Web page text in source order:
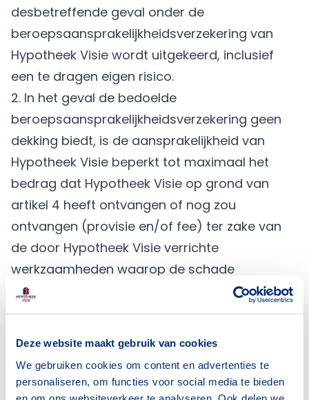
Deze website maakt gebruik van cookies
We gebruiken cookies om content en advertenties te
personaliseren, om functies voor social media te bieden
desbetreffende geval onder de
beroepsaansprakelijkheidsverzekering van
Hypotheek Visie wordt uitgekeerd, inclusief
een te dragen eigen risico.
2. In het geval de bedoelde
beroepsaansprakelijkheidsverzekering geen
dekking biedt, is de aansprakelijkheid van
Hypotheek Visie beperkt tot maximaal het
bedrag dat Hypotheek Visie op grond van
artikel 4 heeft ontvangen of nog zou
ontvangen (provisie en/of fee) ter zake van
de door Hypotheek Visie verrichte
werkzaamheden waarop de schade
veroorzakende gebeurtenis betrekking heeft
of verband houdt.
uitsluitend aansprakelijk voor een
tekortkoming in de uitvoering van de opdracht